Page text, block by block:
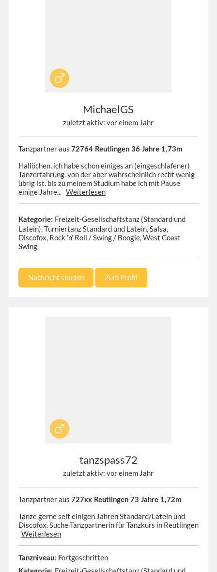
MichaelGS
zuletzt aktiv: vor einem Jahr
Tanzpartner aus 72764 Reutlingen 36 Jahre 1,73m
Hallöchen, ich habe schon einiges an (eingeschlafener)
Tanzerfahrung, von der aber wahrscheinlich recht wenig
übrig ist. bis zu meinem Studium habe ich mit Pause
einige Jahre... Weiterlesen
Kategorie: Freizeit-Gesellschaftstanz (Standard und
Latein), Turniertanz Standard und Latein, Salsa,
Discofox, Rock ’n’ Roll / Swing / Boogie, West Coast
Swing
Nachricht senden Zum Profil
tanzspass72
zuletzt aktiv: vor einem Jahr
Tanzpartner aus 727xx Reutlingen 73 Jahre 1,72m
Tanze gerne seit einigen Jahren Standard/Latein und
Discofox. Suche Tanzpartnerin für Tanzkurs in Reutlingen
Weiterlesen
Tanzniveau: Fortgeschritten